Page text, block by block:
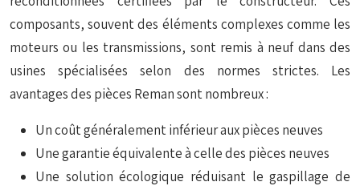
composants, souvent des éléments complexes comme les
moteurs ou les transmissions, sont remis à neuf dans des
usines spécialisées selon des normes strictes. Les
avantages des pièces Reman sont nombreux :
Un coût généralement inférieur aux pièces neuves
Une garantie équivalente à celle des pièces neuves
Une solution écologique réduisant le gaspillage de